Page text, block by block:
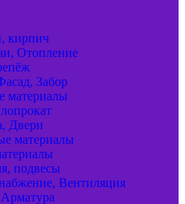
кирпич
Отопление
Забор
материалы
Двери
материалы
подвесы
Вентиляция